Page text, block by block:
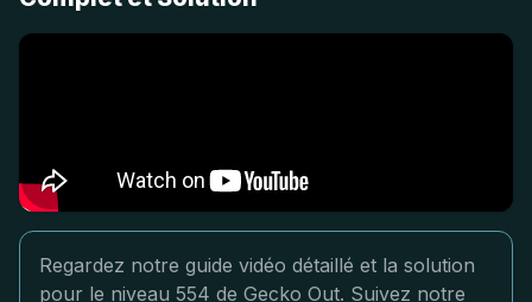
Regardez notre guide vidéo détaillé et la solution
pour le niveau 554 de Gecko Out. Suivez notre